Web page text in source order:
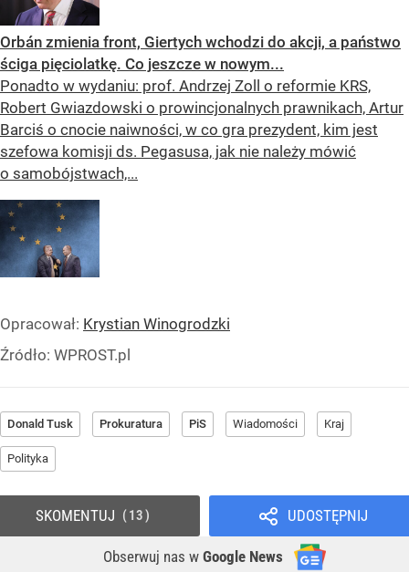
Orbán zmienia front, Giertych wchodzi do akcji, a państwo
ściga pięciolatkę. Co jeszcze w nowym...
Ponadto w wydaniu: prof. Andrzej Zoll o reformie KRS,
Robert Gwiazdowski o prowincjonalnych prawnikach, Artur
Barciś o cnocie naiwności, w co gra prezydent, kim jest
szefowa komisji ds. Pegasusa, jak nie należy mówić
o samobójstwach,...
Opracował: Krystian Winogrodzki
Źródło: WPROST.pl
Donald Tusk Prokuratura PiS Wiadomości Kraj
Polityka
UDOSTĘPNIJ
Obserwuj nas w Google News
SKOMENTUJ 13